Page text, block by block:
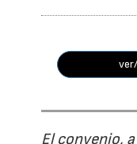
El convenio,